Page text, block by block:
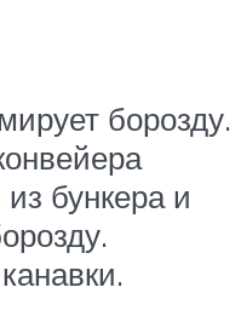
борозду.
бункера и